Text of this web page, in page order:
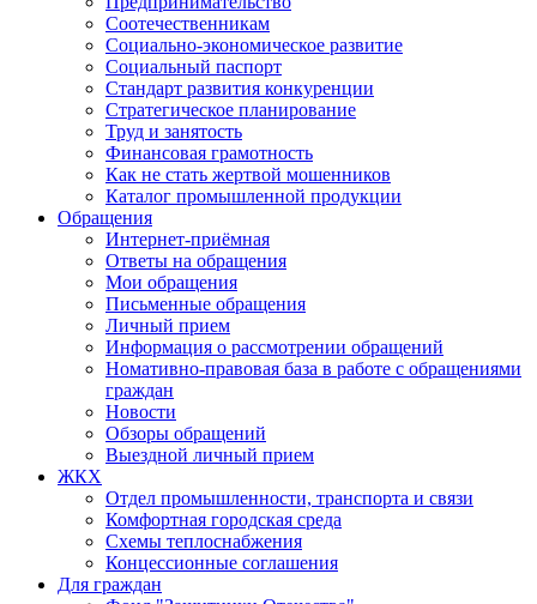
Соотечественникам
Социально-экономическое развитие
Социальный паспорт
Стандарт развития конкуренции
Стратегическое планирование
Труд и занятость
Финансовая грамотность
Как не стать жертвой мошенников
Каталог промышленной продукции
Обращения
Интернет-приёмная
Ответы на обращения
Мои обращения
Письменные обращения
Личный прием
Информация о рассмотрении обращений
Номативно-правовая база в работе с обращениями
граждан
Новости
Обзоры обращений
Выездной личный прием
ЖКХ
Отдел промышленности, транспорта и связи
Комфортная городская среда
Схемы теплоснабжения
Концессионные соглашения
Для граждан